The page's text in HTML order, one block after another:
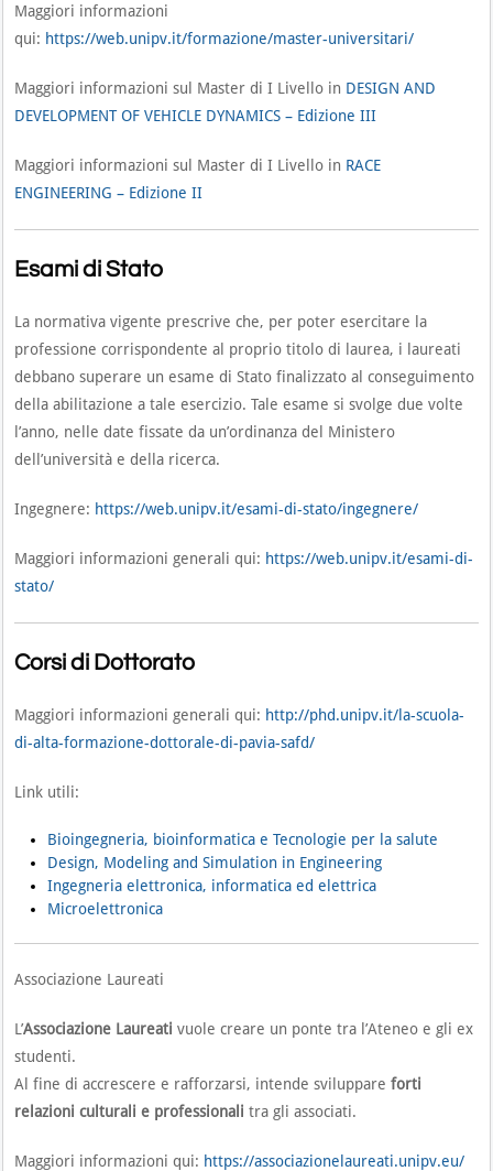
Maggiori informazioni
qui: https://web.unipv.it/formazione/master-universitari/
Maggiori informazioni sul Master di I Livello in DESIGN AND
DEVELOPMENT OF VEHICLE DYNAMICS – Edizione III
Maggiori informazioni sul Master di I Livello in RACE
ENGINEERING – Edizione II
Esami di Stato
La normativa vigente prescrive che, per poter esercitare la
professione corrispondente al proprio titolo di laurea, i laureati
debbano superare un esame di Stato finalizzato al conseguimento
della abilitazione a tale esercizio. Tale esame si svolge due volte
l’anno, nelle date fissate da un’ordinanza del Ministero
dell’università e della ricerca.
Ingegnere: https://web.unipv.it/esami-di-stato/ingegnere/
Maggiori informazioni generali qui: https://web.unipv.it/esami-di-
stato/
Corsi di Dottorato
Maggiori informazioni generali qui: http://phd.unipv.it/la-scuola-
di-alta-formazione-dottorale-di-pavia-safd/
Link utili:
Bioingegneria, bioinformatica e Tecnologie per la salute
Design, Modeling and Simulation in Engineering
Ingegneria elettronica, informatica ed elettrica
Microelettronica
Associazione Laureati
L’Associazione Laureativuole creare un ponte tra l’Ateneo e gli ex
studenti.
Al fine di accrescere e rafforzarsi, intende sviluppareforti
relazioni culturali e professionali tra gli associati.
Maggiori informazioni qui: https://associazionelaureati.unipv.eu/